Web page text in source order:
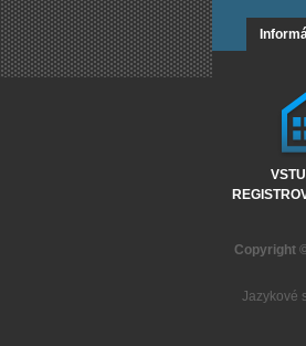
Copyright
Jazykové